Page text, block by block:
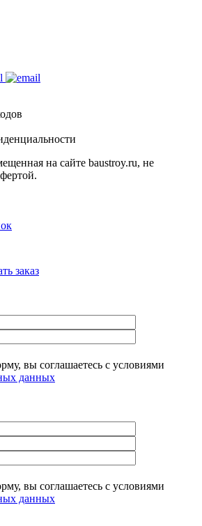
на сайте baustroy.ru, не
заказ
вы соглашаетесь с условиями
данных
вы соглашаетесь с условиями
данных